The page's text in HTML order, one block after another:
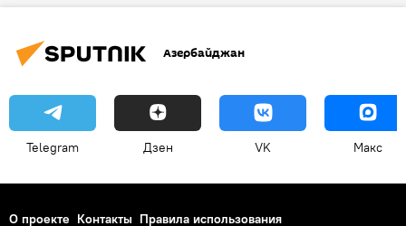
Азербайджан
Telegram Дзен VK Макс
О проекте Контакты Правила использования